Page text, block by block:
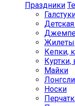
Праздники
Жилеты
Кепки,
Куртки,
Майки
Носки